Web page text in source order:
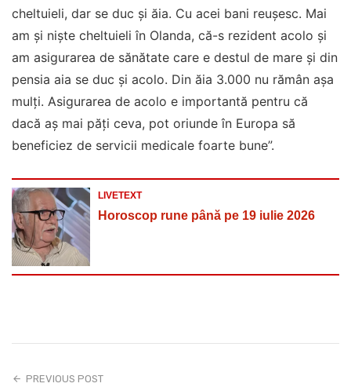
cheltuieli, dar se duc și ăia. Cu acei bani reușesc. Mai
am și niște cheltuieli în Olanda, că-s rezident acolo și
am asigurarea de sănătate care e destul de mare și din
pensia aia se duc și acolo. Din ăia 3.000 nu rămân așa
mulți. Asigurarea de acolo e importantă pentru că
dacă aș mai păți ceva, pot oriunde în Europa să
beneficiez de servicii medicale foarte bune”.
LIVETEXT
Horoscop rune până pe 19 iulie 2026
PREVIOUS POST